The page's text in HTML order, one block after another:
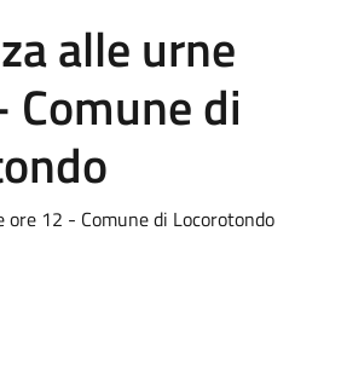
alle urne
Comune di
12 - Comune di Locorotondo